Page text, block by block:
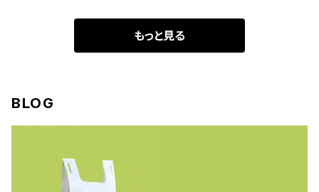
もっと見る
BLOG